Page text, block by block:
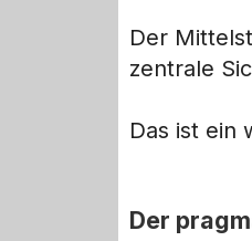
Der
zentrale
Das ist ein
Der